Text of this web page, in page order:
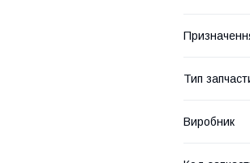
Тип
Виробник